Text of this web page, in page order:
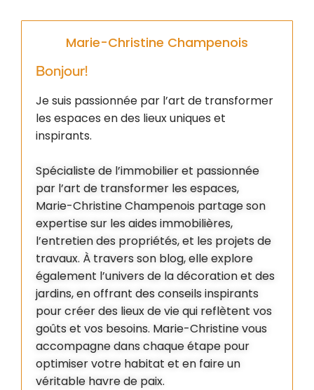
Marie-Christine Champenois
Bonjour!
Je suis passionnée par l’art de transformer
les espaces en des lieux uniques et
inspirants.
Spécialiste de l’immobilier et passionnée
par l’art de transformer les espaces,
Marie-Christine Champenois partage son
expertise sur les aides immobilières,
l’entretien des propriétés, et les projets de
travaux. À travers son blog, elle explore
également l’univers de la décoration et des
jardins, en offrant des conseils inspirants
pour créer des lieux de vie qui reflètent vos
goûts et vos besoins. Marie-Christine vous
accompagne dans chaque étape pour
optimiser votre habitat et en faire un
véritable havre de paix.